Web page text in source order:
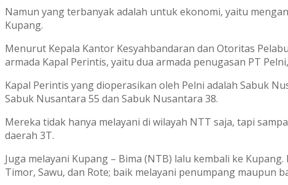
Namun yang terbanyak adalah untuk ekonomi, yaitu
Kupang.
Menurut Kepala Kantor Kesyahbandaran dan Otoritas
armada Kapal Perintis, yaitu dua armada penugasan PT
Kapal Perintis yang dioperasikan oleh Pelni adalah Sabuk
Sabuk Nusantara 55 dan Sabuk Nusantara 38.
Mereka tidak hanya melayani di wilayah NTT saja, tapi
daerah 3T.
Juga melayani Kupang – Bima (NTB) lalu kembali ke
Timor, Sawu, dan Rote; baik melayani penumpang maupun